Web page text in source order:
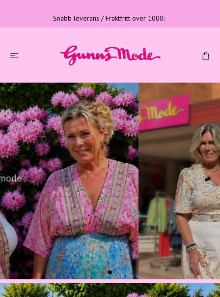
Snabb leverans / Fraktfritt över 1000:-
Tre generationer
Familjeföretag med lång erfarenhet
LÄS MER